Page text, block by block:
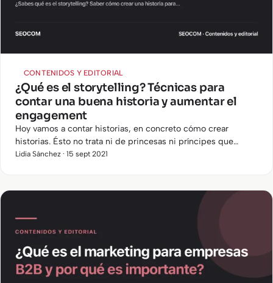
CONTENIDOS Y EDITORIAL
¿Qué es el storytelling? Técnicas para
contar una buena historia y aumentar el
engagement
Hoy vamos a contar historias, en concreto cómo crear
historias. Ésto no trata ni de princesas ni príncipes que
luchan contra dragones, villanos o malvadas madrastras, sino
Lidia Sánchez · 15 sept 2021